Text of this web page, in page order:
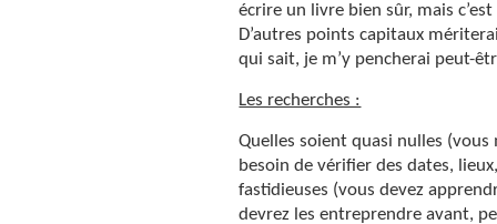
écrire un livre bien sûr, mais
D’autres points capitaux
qui sait, je m’y pencherai peut-
Les recherches :
Quelles soient quasi nulles
besoin de vérifier des dates,
fastidieuses (vous devez
devrez les entreprendre avant,